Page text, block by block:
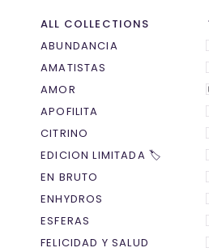
ALL COLLECTIONS MENÚAMPLIAOCULTARELMEN
ABUNDANCIA
AMATISTAS
AMOR
APOFILITA
CITRINO
EDICION LIMITADA 🏷️
EN BRUTO
ENHYDROS
ESFERAS
FELICIDAD Y SALUD